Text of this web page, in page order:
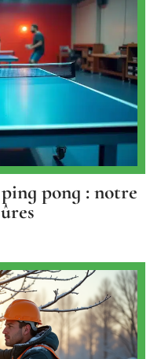
pong : notre